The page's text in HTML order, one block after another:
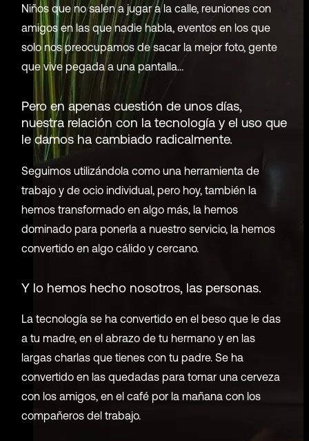
Niños que no salen a jugar a la calle, reuniones con
amigos en las que nadie habla, eventos en los que
solo nos preocupamos de sacar la mejor foto, gente
que vive pegada a una pantalla…
Pero en apenas cuestión de unos días,
nuestra relación con la tecnología y el uso que
le damos ha cambiado radicalmente.
Seguimos utilizándola como una herramienta de
trabajo y de ocio individual, pero hoy, también la
hemos transformado en algo más, la hemos
dominado para ponerla a nuestro servicio, la hemos
convertido en algo cálido y cercano.
Y lo hemos hecho nosotros, las personas.
La tecnología se ha convertido en el beso que le das
a tu madre, en el abrazo de tu hermano y en las
largas charlas que tienes con tu padre. Se ha
convertido en las quedadas para tomar una cerveza
con los amigos, en el café por la mañana con los
compañeros del trabajo.